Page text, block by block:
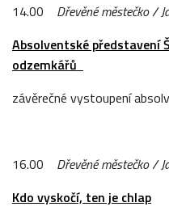
14.00 Dřevěné městečko /
Absolventské představení
odzemkářů
závěrečné vystoupení
16.00 Dřevěné městečko /
Kdo vyskočí, ten je chlap